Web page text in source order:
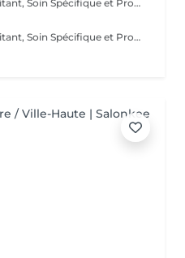
Diagnostique, Shampooing Traitant, Soin Spécifique et Produits Coiffants inclus
Diagnostique, Shampooing Traitant, Soin Spécifique et Produits Coiffants inclus